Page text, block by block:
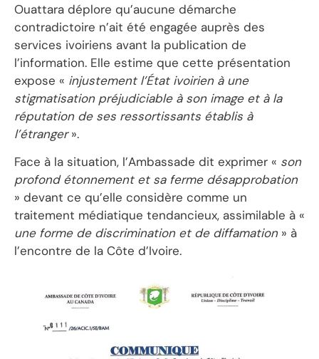
Ouattara déplore qu’aucune démarche
contradictoire n’ait été engagée auprès des
services ivoiriens avant la publication de
l’information. Elle estime que cette présentation
expose « injustement l’État ivoirien à une
stigmatisation préjudiciable à son image et à la
réputation de ses ressortissants établis à
l’étranger».
Face à la situation, l’Ambassade dit exprimer « son
profond étonnement et sa ferme désapprobation
» devant ce qu’elle considère comme un
traitement médiatique tendancieux, assimilable à «
une forme de discrimination et de diffamation» à
l’encontre de la Côte d’Ivoire.